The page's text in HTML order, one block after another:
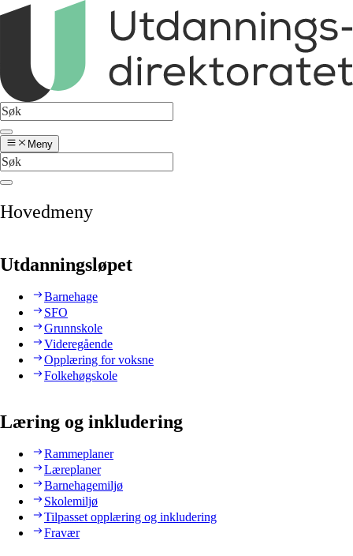
Meny
Hovedmeny
Utdanningsløpet
Barnehage
SFO
Grunnskole
Videregående
Opplæring for voksne
Folkehøgskole
Læring og inkludering
Rammeplaner
Læreplaner
Barnehagemiljø
Skolemiljø
Tilpasset opplæring og inkludering
Fravær